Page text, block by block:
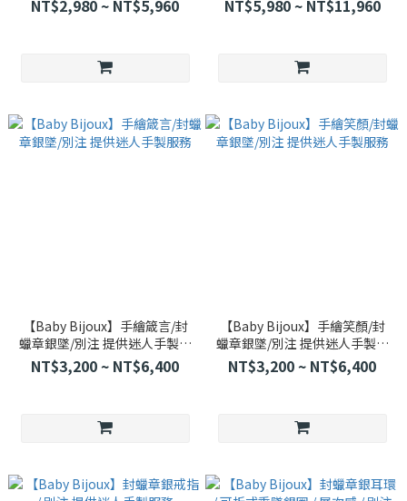
NT$2,980 ~ NT$5,960 NT$5,980 ~ NT$11,960
【Baby Bijoux】手繪箴言/封
蠟章銀墜/別注 提供迷人手製服
NT$3,200 ~ NT$6,400
【Baby Bijoux】手繪笑顏/封
蠟章銀墜/別注 提供迷人手製服
NT$3,200 ~ NT$6,400